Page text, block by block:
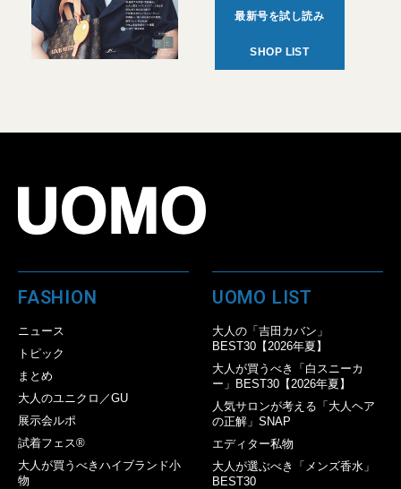
最新号を試し読み
SHOP LIST
FASHION
ニュース
トピック
まとめ
大人のユニクロ／GU
展示会ルポ
試着フェス®︎
大人が買うべきハイブランド小
物
UOMO LIST
大人の「吉田カバン」
BEST30【2026年夏】
大人が買うべき「白スニーカ
ー」BEST30【2026年夏】
人気サロンが考える「大人ヘア
の正解」SNAP
エディター私物
大人が選ぶべき「メンズ香水」
BEST30